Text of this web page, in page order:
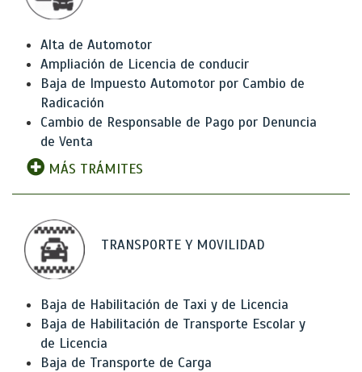
Alta de Automotor
Ampliación de Licencia de conducir
Baja de Impuesto Automotor por Cambio de
Radicación
Cambio de Responsable de Pago por Denuncia
de Venta
MÁS TRÁMITES
TRANSPORTE Y MOVILIDAD
Baja de Habilitación de Taxi y de Licencia
Baja de Habilitación de Transporte Escolar y
de Licencia
Baja de Transporte de Carga